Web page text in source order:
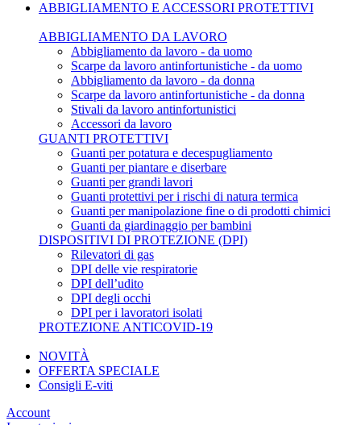
ABBIGLIAMENTO E ACCESSORI PROTETTIVI
ABBIGLIAMENTO DA LAVORO
Abbigliamento da lavoro - da uomo
Scarpe da lavoro antinfortunistiche - da uomo
Abbigliamento da lavoro - da donna
Scarpe da lavoro antinfortunistiche - da donna
Stivali da lavoro antinfortunistici
Accessori da lavoro
GUANTI PROTETTIVI
Guanti per potatura e decespugliamento
Guanti per piantare e diserbare
Guanti per grandi lavori
Guanti protettivi per i rischi di natura termica
Guanti per manipolazione fine o di prodotti chimici
Guanti da giardinaggio per bambini
DISPOSITIVI DI PROTEZIONE (DPI)
Rilevatori di gas
DPI delle vie respiratorie
DPI dell’udito
DPI degli occhi
DPI per i lavoratori isolati
PROTEZIONE ANTICOVID-19
NOVITÀ
OFFERTA SPECIALE
Consigli E-viti
Account